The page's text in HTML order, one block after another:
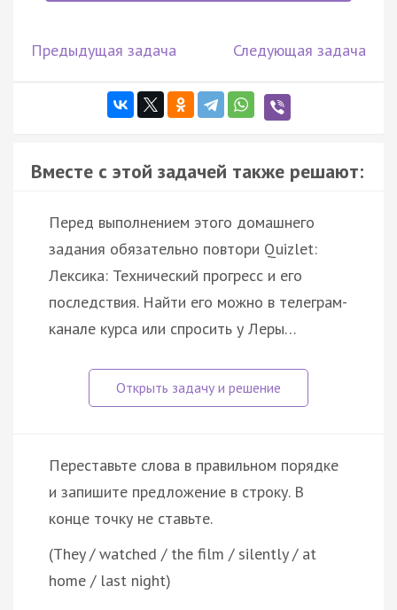
Предыдущая задача Следующая задача
Вместе с этой задачей также решают:
Перед выполнением этого домашнего
задания обязательно повтори Quizlet:
Лексика: Технический прогресс и его
последствия. Найти его можно в телеграм-
канале курса или спросить у Леры…
Переставьте слова в правильном порядке
и запишите предложение в строку. В
конце точку не ставьте.
(They / watched / the film / silently / at
home / last night)